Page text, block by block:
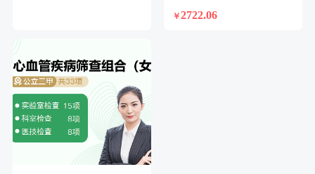
￥2722.06